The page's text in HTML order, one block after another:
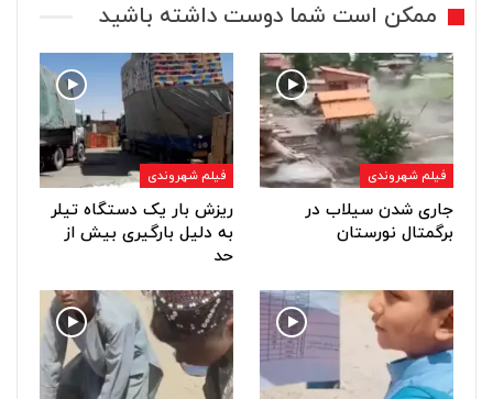
ممکن است شما دوست داشته باشید
فیلم شهروندی
جاری شدن سیلاب در
برگمتال نورستان
فیلم شهروندی
ریزش بار یک دستگاه تیلر
به دلیل بارگیری بیش از
حد